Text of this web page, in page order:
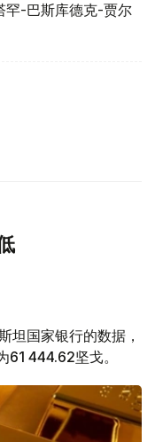
罕-巴斯库德克-贾尔
坦国家银行的数据，
444.62坚戈。